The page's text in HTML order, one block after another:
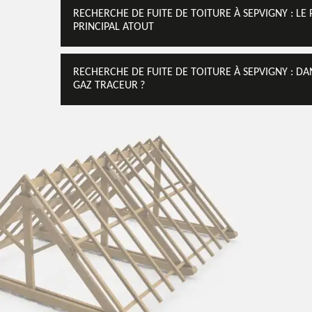
RECHERCHE DE FUITE DE TOITURE À SEPVIGNY :
PRINCIPAL ATOUT
RECHERCHE DE FUITE DE TOITURE À SEPVIGNY :
GAZ TRACEUR ?